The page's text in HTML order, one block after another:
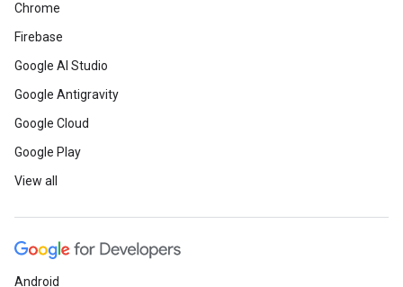
Chrome
Firebase
Google AI Studio
Google Antigravity
Google Cloud
Google Play
View all
Android